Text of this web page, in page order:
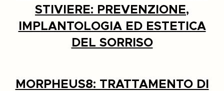
STIVIERE: PREVENZIONE,
IMPLANTOLOGIA ED ESTETICA
DEL SORRISO
MORPHEUS8: TRATTAMENTO DI